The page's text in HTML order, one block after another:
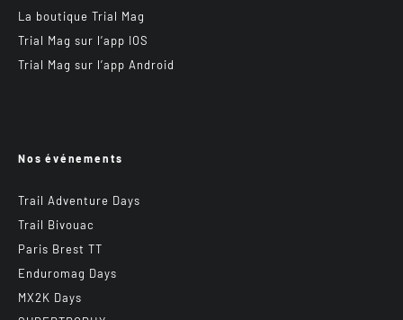
La boutique Trial Mag
Trial Mag sur l’app IOS
Trial Mag sur l’app Android
Nos événements
Trail Adventure Days
Trail Bivouac
Paris Brest TT
Enduromag Days
MX2K Days